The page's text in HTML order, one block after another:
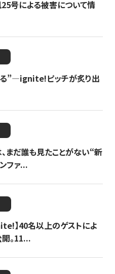
25号による被害について情
”—ignite!ピッチが炙り出
まだ誰も見たことがない“新
ファ...
】40名以上のゲストによ
。11...